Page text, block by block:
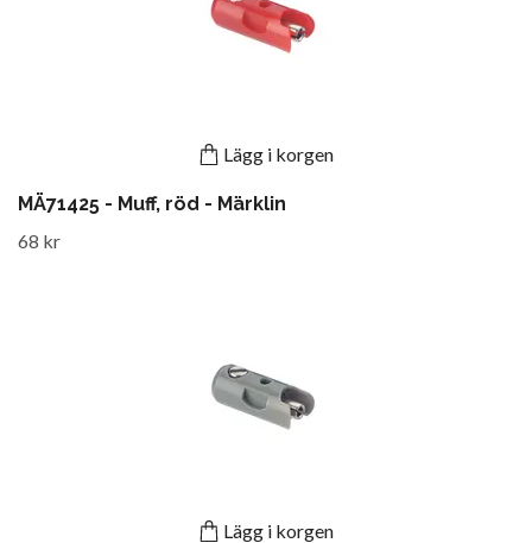
Lägg i korgen
MÄ71425 - Muff, röd - Märklin
68 kr
Lägg i korgen